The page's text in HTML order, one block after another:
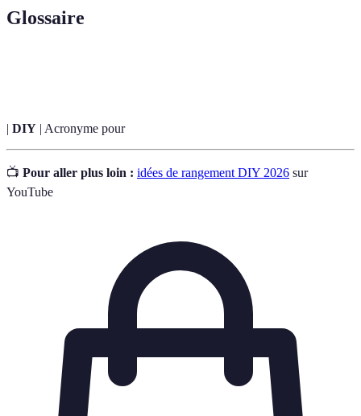
Glossaire
| DIY | Acronyme pour
📺 Pour aller plus loin : idées de rangement DIY 2026 sur
YouTube